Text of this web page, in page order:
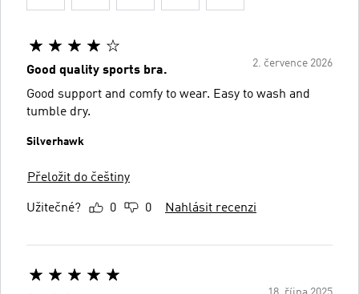
2. července 2026
Good quality sports bra.
Good support and comfy to wear. Easy to wash and
tumble dry.
Silverhawk
Přeložit do češtiny
Užitečné? 0 0 Nahlásit recenzi